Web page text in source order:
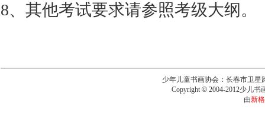
8、其他考试要求请参照考级大纲。
少年儿童书画协会：长春市卫星
Copyright ©2004-2012少儿书
由新